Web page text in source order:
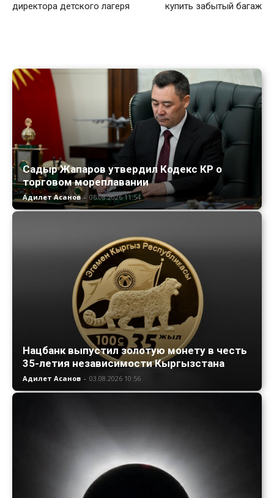
директора детского лагеря
купить забытый багаж
Садыр Жапаров утвердил Кодекс КР о
торговом мореплавании
Адилет Асанов - 06.08.2026 11:54
Нацбанк выпустил золотую монету в честь
35-летия независимости Кыргызстана
Адилет Асанов - 03.08.2026 10:56